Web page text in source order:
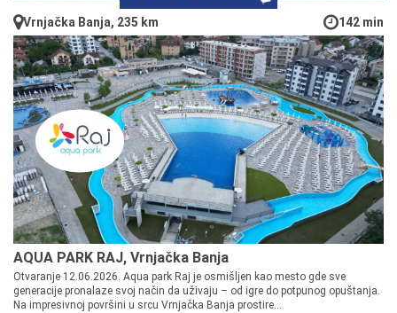
Vrnjačka Banja, 235 km 142 min
AQUA PARK RAJ, Vrnjačka Banja
Otvaranje 12.06.2026. Aqua park Raj je osmišljen kao mesto gde sve
generacije pronalaze svoj način da uživaju – od igre do potpunog opuštanja.
Na impresivnoj površini u srcu Vrnjačka Banja prostire...